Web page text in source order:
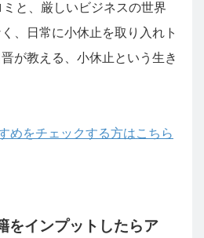
と、厳しいビジネスの世界
、日常に小休止を取り入れト
が教える、小休止という生き
めをチェックする方はこちら
をインプットしたらア